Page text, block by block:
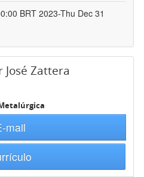
BRT 2023-Thu Dec 31
José Zattera
mail